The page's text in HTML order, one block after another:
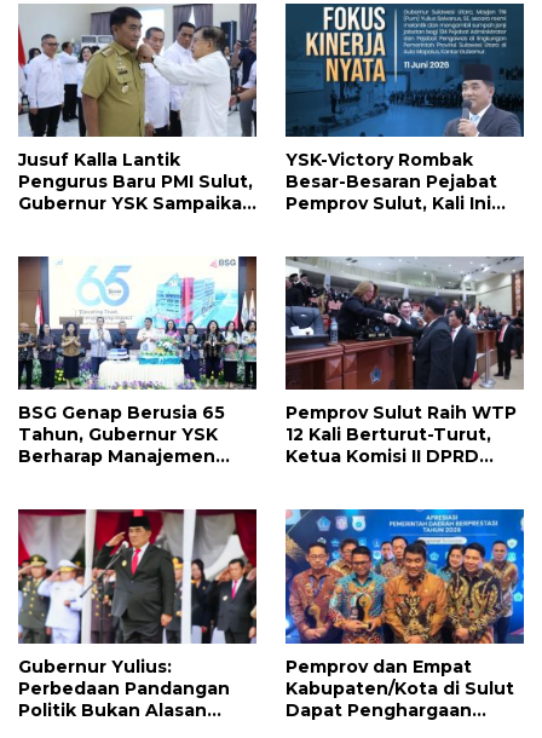
Pangan Presiden
Prabowo
Jusuf Kalla Lantik
Pengurus Baru PMI Sulut,
Gubernur YSK Sampaikan
YSK-Victory Rombak
Besar-Besaran Pejabat
Pemprov Sulut, Kali Ini
BSG Genap Berusia 65
Tahun, Gubernur YSK
Berharap Manajemen
Pemprov Sulut Raih WTP
12 Kali Berturut-Turut,
Ketua Komisi II DPRD
Prestasi Yang
Membanggakan
Gubernur Yulius:
Perbedaan Pandangan
Politik Bukan Alasan
Pemprov dan Empat
Kabupaten/Kota di Sulut
Dapat Penghargaan